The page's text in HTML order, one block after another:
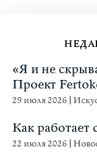
«Я и не
Проект
29 июля 2026
Как работает
22 июля 2026